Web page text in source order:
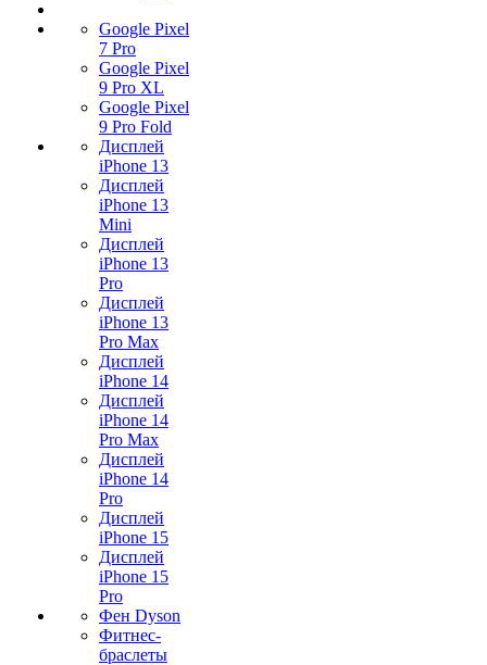
Google Pixel
7 Pro
Google Pixel
9 Pro XL
Google Pixel
9 Pro Fold
Дисплей
iPhone 13
Дисплей
iPhone 13
Mini
Дисплей
iPhone 13
Pro
Дисплей
iPhone 13
Pro Max
Дисплей
iPhone 14
Дисплей
iPhone 14
Pro Max
Дисплей
iPhone 14
Pro
Дисплей
iPhone 15
Дисплей
iPhone 15
Pro
Фен Dyson
Фитнес-
браслеты